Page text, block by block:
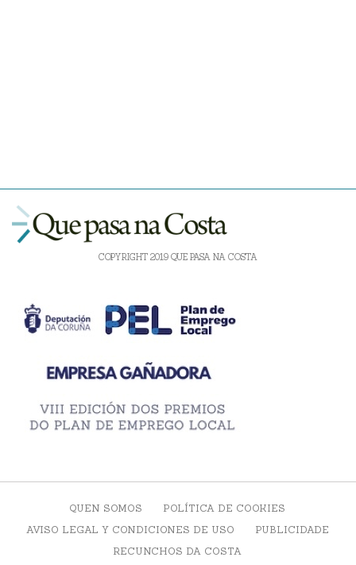
COPYRIGHT 2019 QUE PASA NA COSTA
QUEN SOMOS
POLÍTICA DE COOKIES
AVISO LEGAL Y CONDICIONES DE USO
PUBLICIDADE
RECUNCHOS DA COSTA